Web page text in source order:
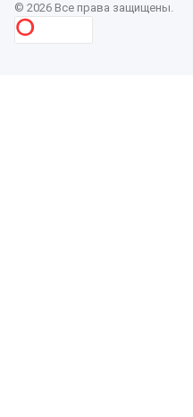
© 2026 Все права защищены.